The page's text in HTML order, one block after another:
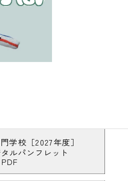
学校［2027年度］
ルパンフレット
PDF